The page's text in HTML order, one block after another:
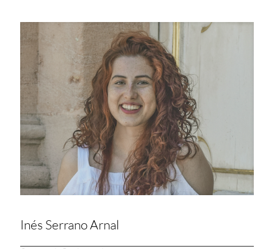
Inés Serrano Arnal